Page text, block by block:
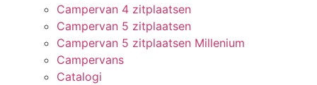
Campervan 4 zitplaatsen
Campervan 5 zitplaatsen
Campervan 5 zitplaatsen Millenium
Campervans
Catalogi